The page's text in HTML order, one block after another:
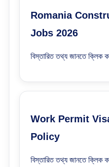
Romania
Jobs 2026
বিস্তারিত তথ্য জানতে ক্লিক
Work Permit
Policy
বিস্তারিত তথ্য জানতে ক্লিক